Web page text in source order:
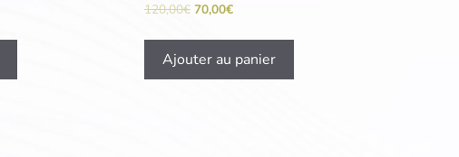
120,00€ 70,00€
Ajouter au panier